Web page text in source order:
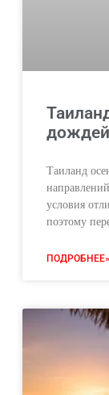
Таиланд
условия
поэтому
ПОДРОБНЕЕ»